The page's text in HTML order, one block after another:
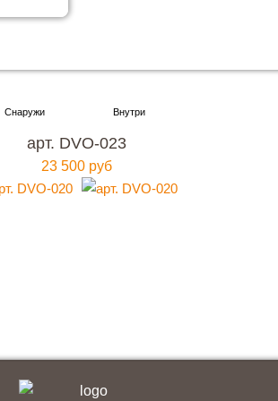
арт. DVO-023
23 500 руб
металлическую входную дверь в
Москве
качества и по привлекательной
цене?